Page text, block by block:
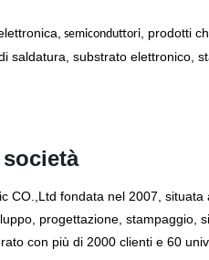
semiconduttori, prodotti
saldatura, substrato elettronico,
CO.,Ltd fondata nel 2007,
progettazione,
con più di 2000 clienti e 60